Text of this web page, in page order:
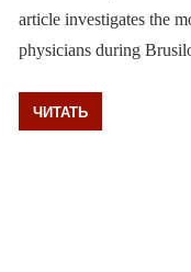
article investigates the
physicians during
ЧИТАТЬ